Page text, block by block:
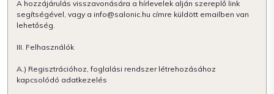
A hozzájárulás visszavonására a hírlevelek alján szereplő link
segítségével, vagy a info@salonic.hu címre küldött emailben van
lehetőség.
III. Felhasználók
A.) Regisztrációhoz, foglalási rendszer létrehozásához
kapcsolódó adatkezelés